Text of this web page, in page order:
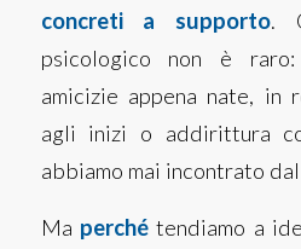
concreti a supporto.
psicologico non è
amicizie appena nate, in
agli inizi o addirittura
abbiamo mai incontrato
Ma perchétendiamo a